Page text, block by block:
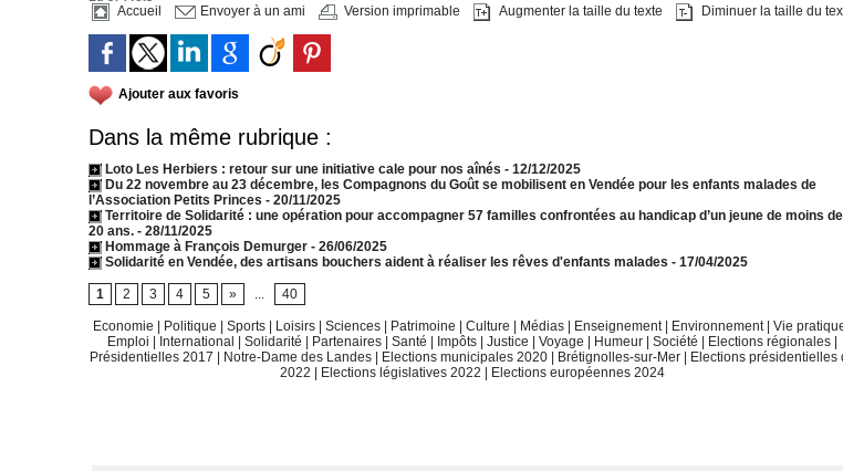
Accueil Envoyer à un ami Version imprimable Augmenter la taille du texte Diminuer la taille du
Ajouter aux favoris
Dans la même rubrique :
Loto Les Herbiers : retour sur une initiative cale pour nos aînés - 12/12/2025
Du 22 novembre au 23 décembre, les Compagnons du Goût se mobilisent en Vendée pour les enfants malades de
l’Association Petits Princes - 20/11/2025
Territoire de Solidarité : une opération pour accompagner 57 familles confrontées au handicap d’un jeune de moins de
20 ans. - 28/11/2025
Hommage à François Demurger - 26/06/2025
Solidarité en Vendée, des artisans bouchers aident à réaliser les rêves d'enfants malades - 17/04/2025
1 2 3 4 5 » ... 40
Economie Politique Sports Loisirs Sciences Patrimoine Culture Médias Enseignement Environnement Vie
Emploi
International Solidarité Partenaires Santé Impôts Justice Voyage Humeur Société Elections régionales
Présidentielles 2017
Notre-Dame des Landes Elections municipales 2020 Brétignolles-sur-Mer
Elections présidentielles
2022
Elections législatives 2022 Elections européennes 2024